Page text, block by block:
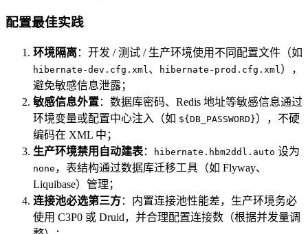
配置最佳实践
环境隔离：开发 / 测试 / 生产环境使用不同配置文件（如
hibernate-dev.cfg.xml 、 hibernate-prod.cfg.xml ），
避免敏感信息泄露；
敏感信息外置：数据库密码、Redis 地址等敏感信息通过
环境变量或配置中心注入（如 ${DB_PASSWORD}），不硬
编码在 XML 中；
生产环境禁用自动建表： hibernate.hbm2ddl.auto 设为
none ，表结构通过数据库迁移工具（如 Flyway、
Liquibase）管理；
连接池必选第三方：内置连接池性能差，生产环境务必
使用 C3P0 或 Druid，并合理配置连接数（根据并发量调